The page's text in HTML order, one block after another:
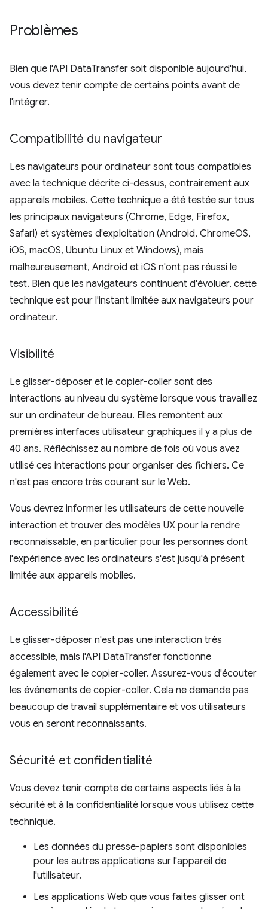
Problèmes
Bien que l'API DataTransfer soit disponible aujourd'hui,
vous devez tenir compte de certains points avant de
l'intégrer.
Compatibilité du navigateur
Les navigateurs pour ordinateur sont tous compatibles
avec la technique décrite ci-dessus, contrairement aux
appareils mobiles. Cette technique a été testée sur tous
les principaux navigateurs (Chrome, Edge, Firefox,
Safari) et systèmes d'exploitation (Android, ChromeOS,
iOS, macOS, Ubuntu Linux et Windows), mais
malheureusement, Android et iOS n'ont pas réussi le
test. Bien que les navigateurs continuent d'évoluer, cette
technique est pour l'instant limitée aux navigateurs pour
ordinateur.
Visibilité
Le glisser-déposer et le copier-coller sont des
interactions au niveau du système lorsque vous travaillez
sur un ordinateur de bureau. Elles remontent aux
premières interfaces utilisateur graphiques il y a plus de
40 ans. Réfléchissez au nombre de fois où vous avez
utilisé ces interactions pour organiser des fichiers. Ce
n'est pas encore très courant sur le Web.
Vous devrez informer les utilisateurs de cette nouvelle
interaction et trouver des modèles UX pour la rendre
reconnaissable, en particulier pour les personnes dont
l'expérience avec les ordinateurs s'est jusqu'à présent
limitée aux appareils mobiles.
Accessibilité
Le glisser-déposer n'est pas une interaction très
accessible, mais l'API DataTransfer fonctionne
également avec le copier-coller. Assurez-vous d'écouter
les événements de copier-coller. Cela ne demande pas
beaucoup de travail supplémentaire et vos utilisateurs
vous en seront reconnaissants.
Sécurité et confidentialité
Vous devez tenir compte de certains aspects liés à la
sécurité et à la confidentialité lorsque vous utilisez cette
technique.
Les données du presse-papiers sont disponibles
pour les autres applications sur l'appareil de
l'utilisateur.
Les applications Web que vous faites glisser ont